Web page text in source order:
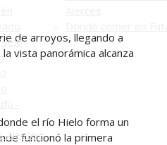
Alerces
Dónde comer en
de arroyos, llegando a
vista panorámica alcanza
el río Hielo forma un
funcionó la primera